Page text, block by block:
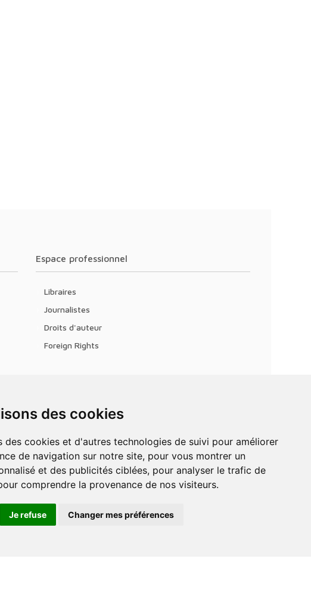
des cookies
de navigation sur notre site, pour vous montrer un
et des publicités ciblées, pour analyser le trafic de
comprendre la provenance de nos visiteurs.
Je refuse Changer mes préférences
Espace professionnel
Libraires
Journalistes
Droits d'auteur
Foreign Rights
offres,
et les
tout moment.
de vos